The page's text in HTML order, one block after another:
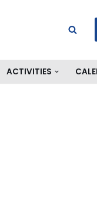
ACTIVITIES